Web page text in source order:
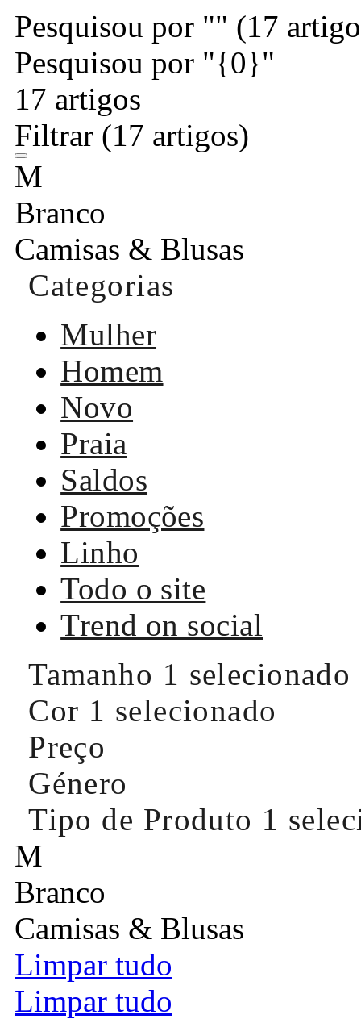
Pesquisou por "" (17
Pesquisou por "{0}"
17 artigos
Filtrar (17 artigos)
M
Branco
Camisas & Blusas
Categorias
Mulher
Homem
Novo
Praia
Saldos
Promoções
Linho
Todo o site
Trend on social
Tamanho 1 selecionado
Cor 1 selecionado
Preço
Género
Tipo de Produto 1
M
Branco
Camisas & Blusas
Limpar tudo
Limpar tudo